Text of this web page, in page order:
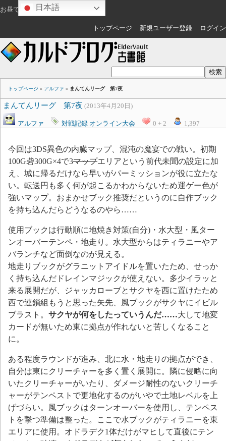
お昼ですね ゲスト さん
トップページ 新規ユーザー登録 ログイン
トップページ » アルファ » まんてんリーグ 第7夜
まんてんリーグ 第7夜 (2013年4月20日)
アルファ 対戦記録 オンライン大会 0 + 2 1,397
今回は3DS異色の内臓マップ、混沌の魔宴での戦い。初期
100G砦300G×4で3マップエリアという前代未聞の設定に加
え、城に帰るだけなら早いがパーミッションが役に立たな
い。転送円も多く何が起こるかわからないため運ゲー色が
強いマップ。おまかせブック推奨だというのに自作ブック
を持ち込んだらどうなるのやら……
使用ブックは行動順に地焼き対策(自分)・水大型・風ター
ンオーバーテンペ・地走り。水大型からはティラニーやア
バランチなど面倒なのが見える。
地走りブックがグラニットアイドルを置いたため、せっか
く持ち込んだドレインマジックが使えない。多少イラッと
来る展開だが、ジャッカローブとサクヤを西に置けたため
西で連鎖組もうと思った矢先、風ブックがサクヤにイビル
ブラスト。 サクヤが何をしたっていうんだ……大して地変
カードが無いため東に拠点が作れないと苦しくなること
に。
ある程度ラウンドが進み、北に水・地走りの拠点ができ、
自分は東にクリーチャーを多く置く展開に。隣に侵略に向
いたクリーチャーがいたり、ダメージ耐性のないクリーチ
ャーがテンペストで更地化するのがいやで土地レベルを上
げづらい。風ブックはターンオーバーを使用し、テンペス
トを撃つ準備は整った。ここで水ブックがティラニーを東
エリアに使用。オドラデク1体だけがマヒして直後にテン
日本語